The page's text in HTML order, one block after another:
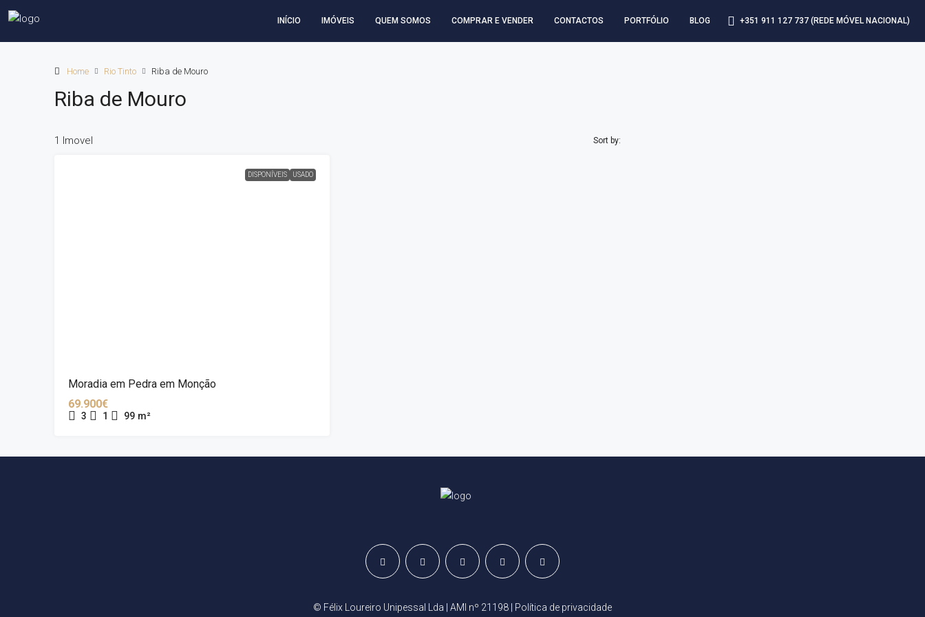
INÍCIO IMÓVEIS QUEM SOMOS COMPRAR E VENDER CONTACTOS PORTFÓLIO BLOG +351 911 127 737 (REDE MÓVEL NACIONAL)
Home Rio Tinto Riba de Mouro
Riba de Mouro
1 Imovel Sort by:
DISPONÍVEIS USADO
Moradia em Pedra em Monção
69.900€
3 1 99 m²
© Félix Loureiro Unipessal Lda | AMI nº 21198 | Política de privacidade